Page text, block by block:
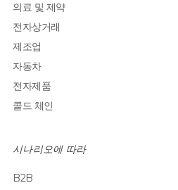
의료 및 제약
전자상거래
제조업
자동차
전자제품
콜드 체인
시나리오에 따라
B2B